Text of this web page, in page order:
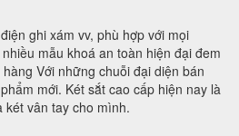
ghi xám vv, phù hợp với mọi
mẫu khoá an toàn hiện đại đem
Với những chuỗi đại diện bán
mới. Két sắt cao cấp hiện nay là
két vân tay cho mình.